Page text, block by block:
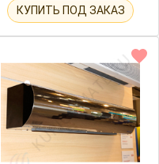
КУПИТЬ ПОД ЗАКАЗ